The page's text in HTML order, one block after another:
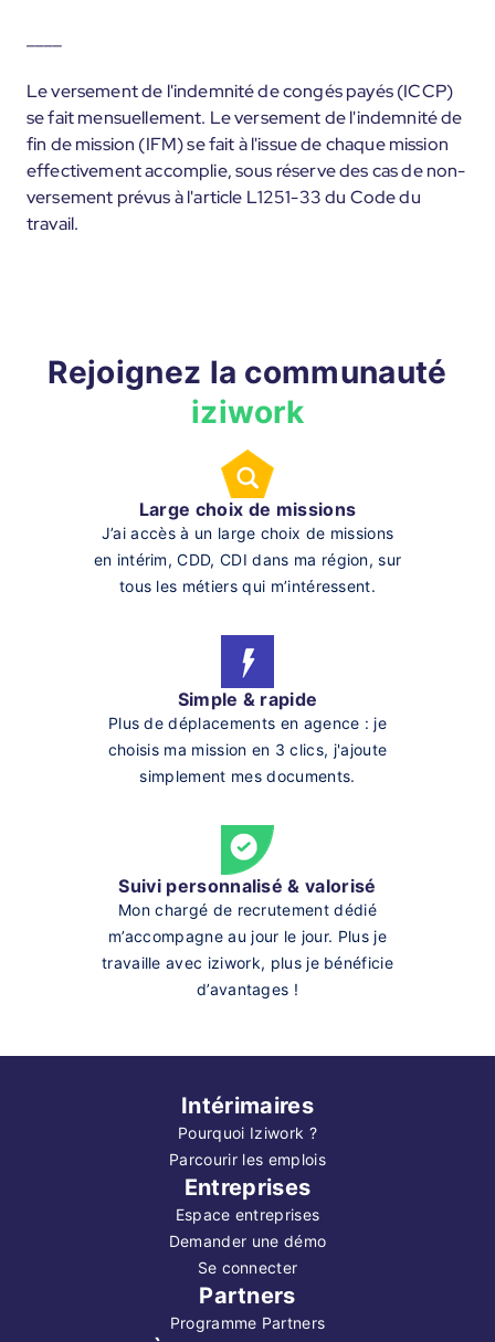
Le versement de l'indemnité de congés payés (ICCP)
se fait mensuellement. Le versement de l'indemnité de
fin de mission (IFM) se fait à l'issue de chaque mission
effectivement accomplie, sous réserve des cas de non-
versement prévus à l'article L1251-33 du Code du
travail.
Rejoignez la communauté
iziwork
Large choix de missions
J’ai accès à un large choix de missions
en intérim, CDD, CDI dans ma région, sur
tous les métiers qui m’intéressent.
Simple & rapide
Plus de déplacements en agence : je
choisis ma mission en 3 clics, j'ajoute
simplement mes documents.
Suivi personnalisé & valorisé
Mon chargé de recrutement dédié
m’accompagne au jour le jour. Plus je
travaille avec iziwork, plus je bénéficie
d’avantages !
Intérimaires
Pourquoi Iziwork ?
Parcourir les emplois
Entreprises
Espace entreprises
Demander une démo
Se connecter
Partners
Programme Partners